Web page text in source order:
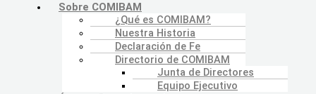
Sobre COMIBAM
¿Qué es COMIBAM?
Nuestra Historia
Declaración de Fe
Directorio de COMIBAM
Junta de Directores
Equipo Ejecutivo